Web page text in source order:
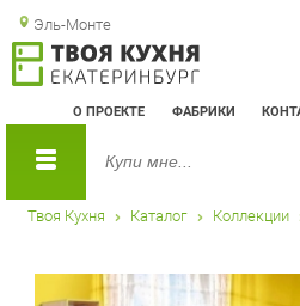
Эль-Монте
О ПРОЕКТЕ ФАБРИКИ
Твоя Кухня Каталог Коллекции